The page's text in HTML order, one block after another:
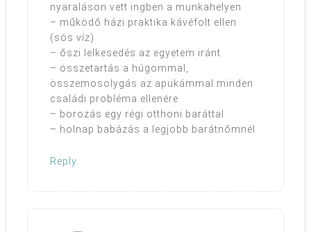
nyaraláson vett ingben a munkahelyen
– működő házi praktika kávéfolt ellen
(sós víz)
– őszi lelkesedés az egyetem iránt
– összetartás a húgommal,
összemosolygás az apukámmal minden
családi probléma ellenére
– borozás egy régi otthoni baráttal
– holnap babázás a legjobb barátnőmnél
Reply